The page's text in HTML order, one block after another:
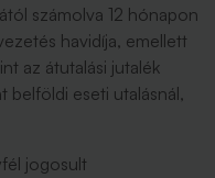
számolva 12 hónapon
havidíja, emellett
az átutalási jutalék
belföldi eseti utalásnál,
jogosult